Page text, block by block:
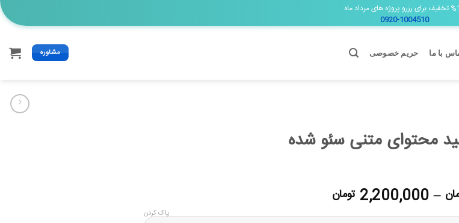
های مرداد ماه
0920-1004510
با ما حریم خصوصی مشاوره
محتوای متنی سئو شده
–
2,200,000 تومان
قیمت: پاک کردن